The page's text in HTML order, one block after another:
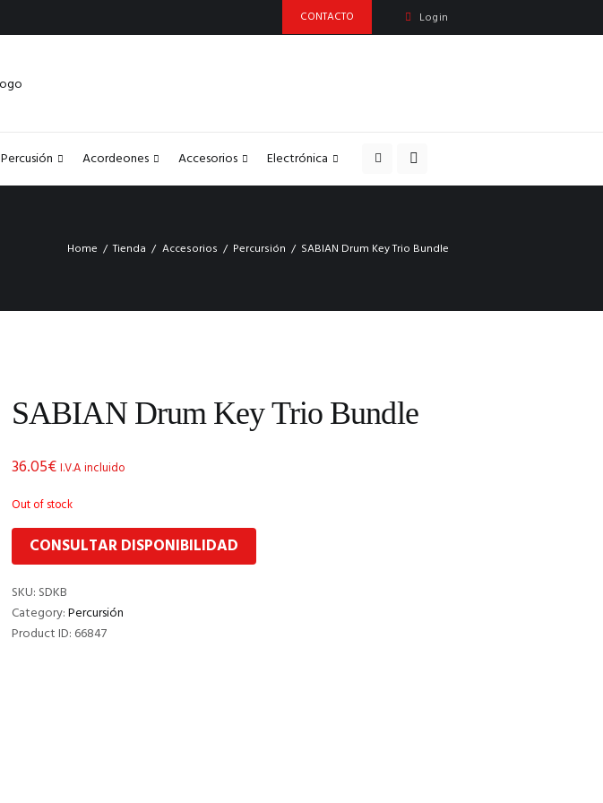
CONTACTO Login
Percusión Acordeones Accesorios Electrónica
Home Tienda Accesorios Percursión SABIAN Drum Key Trio Bundle
SABIAN Drum Key Trio Bundle
36.05€I.V.A incluido
Out of stock
CONSULTAR DISPONIBILIDAD
SKU: SDKB
Category:Percursión
Product ID: 66847